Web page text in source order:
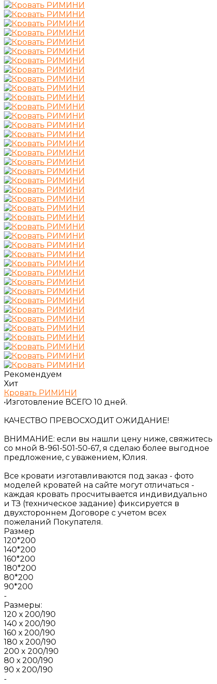
Рекомендуем
Хит
Кровать РИМИНИ
•Изготовление ВСЕГО 10 дней.
КАЧЕСТВО ПРЕВОСХОДИТ ОЖИДАНИЕ!
ВНИМАНИЕ: если вы нашли цену ниже, свяжитесь
со мной 8-961-501-50-67, я сделаю более выгодное
предложение, с уважением, Юлия.
Все кровати изготавливаются под заказ - фото
моделей кроватей на сайте могут отличаться -
каждая кровать просчитывается индивидуально
и ТЗ (техническое задание) фиксируется в
двухстороннем Договоре с учетом всех
пожеланий Покупателя.
Размер
120*200
140*200
160*200
180*200
80*200
90*200
-
Размеры:
120 х 200/190
140 х 200/190
160 х 200/190
180 х 200/190
200 x 200/190
80 х 200/190
90 х 200/190
-